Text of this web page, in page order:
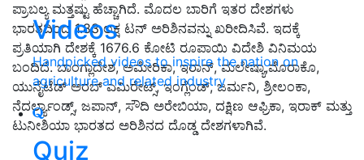
Videos
Handpicked videos to inspire the nation on
agriculture and related industry
Quiz
ಪ್ರಾಬಲ್ಯ ಮತ್ತಷ್ಟು ಹೆಚ್ಚಾಗಿದೆ. ಮೊದಲ ಬಾರಿಗೆ ಇತರ ದೇಶಗಳು
ಭಾರತದಿಂದ 1.83 ಲಕ್ಷ ಟನ್ ಅರಿಶಿನವನ್ನು ಖರೀದಿಸಿವೆ. ಇದಕ್ಕೆ
ಪ್ರತಿಯಾಗಿ ದೇಶಕ್ಕೆ 1676.6 ಕೋಟಿ ರೂಪಾಯಿ ವಿದೇಶಿ ವಿನಿಮಯ
ಬಂದಿದೆ. ಬಾಂಗ್ಲಾದೇಶ, ಅಮೇರಿಕಾ, ಇರಾನ್, ಮಲೇಷ್ಯಾ,ಮೊರಾಕೊ,
ಯುನೈಟೆಡ್ ಅರಬ್ ಎಮಿರೇಟ್ಸ್, ಇಂಗ್ಲೆಂಡ್, ಜರ್ಮನಿ, ಶ್ರೀಲಂಕಾ,
ನೆದರ್ಲ್ಯಾಂಡ್ಸ್, ಜಪಾನ್, ಸೌದಿ ಅರೇಬಿಯಾ, ದಕ್ಷಿಣ ಆಫ್ರಿಕಾ, ಇರಾಕ್ ಮತ್ತು
ಟುನೀಶಿಯಾ ಭಾರತದ ಅರಿಶಿನದ ದೊಡ್ಡ ದೇಶಗಳಾಗಿವೆ.